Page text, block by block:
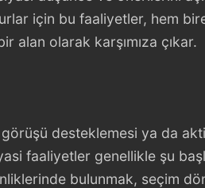
için bu faaliyetler, hem
alan olarak karşımıza çıkar.
desteklemesi ya da
faaliyetler genellikle şu
bulunmak, seçim